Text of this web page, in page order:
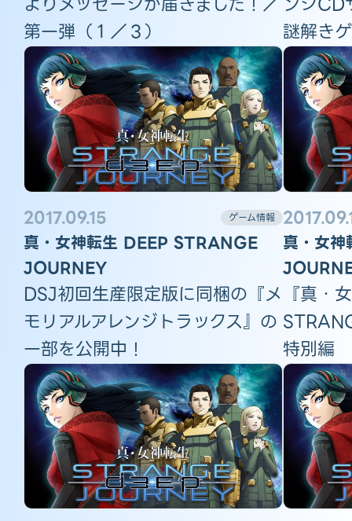
第一弾（１／３）
謎解き
2017.09.15 ゲーム情報
真・女神転生 DEEP STRANGE
JOURNEY
DSJ初回生産限定版に同梱の『メ
モリアルアレンジトラックス』の
一部を公開中！
真・女
『真・
特別編